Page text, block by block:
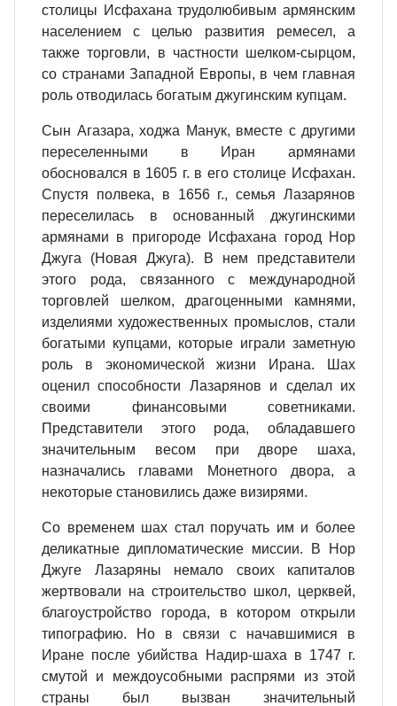
столицы Исфахана трудолюбивым армянским
населением с целью развития ремесел, а
также торговли, в частности шелком-сырцом,
со странами Западной Европы, в чем главная
роль отводилась богатым джугинским купцам.
Сын Агазара, ходжа Манук, вместе с другими
переселенными в Иран армянами
обосновался в 1605 г. в его столице Исфахан.
Спустя полвека, в 1656 г., семья Лазарянов
переселилась в основанный джугинскими
армянами в пригороде Исфахана город Нор
Джуга (Новая Джуга). В нем представители
этого рода, связанного с международной
торговлей шелком, драгоценными камнями,
изделиями художественных промыслов, стали
богатыми купцами, которые играли заметную
роль в экономической жизни Ирана. Шах
оценил способности Лазарянов и сделал их
своими финансовыми советниками.
Представители этого рода, обладавшего
значительным весом при дворе шаха,
назначались главами Монетного двора, а
некоторые становились даже визирями.
Со временем шах стал поручать им и более
деликатные дипломатические миссии. В Нор
Джуге Лазаряны немало своих капиталов
жертвовали на строительство школ, церквей,
благоустройство города, в котором открыли
типографию. Но в связи с начавшимися в
Иране после убийства Надир-шаха в 1747 г.
смутой и междоусобными распрями из этой
страны был вызван значительный